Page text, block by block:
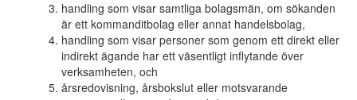
handling som visar samtliga bolagsmän, om sökanden
är ett kommanditbolag eller annat handelsbolag,
handling som visar personer som genom ett direkt eller
indirekt ägande har ett väsentligt inflytande över
verksamheten, och
årsredovisning, årsbokslut eller motsvarande